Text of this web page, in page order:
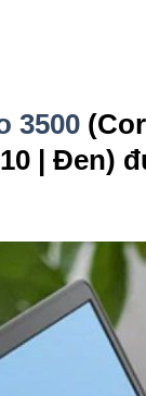
3500
| Đen)